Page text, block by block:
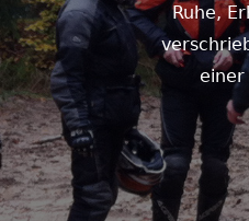
Ruhe,
einer